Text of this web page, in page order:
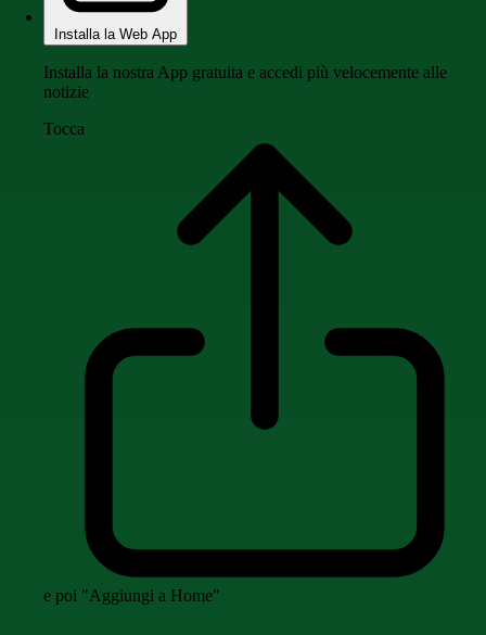
Installa la Web App
Installa la nostra App gratuita e accedi più velocemente alle
notizie
Tocca
e poi "Aggiungi a Home"